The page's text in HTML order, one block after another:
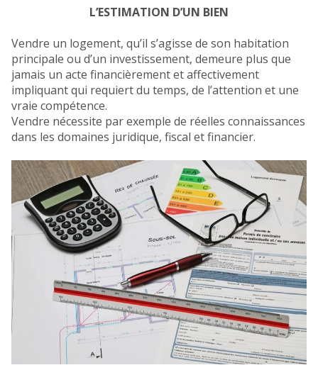
L’ESTIMATION D’UN BIEN
Vendre un logement, qu’il s’agisse de son habitation
principale ou d’un investissement, demeure plus que
jamais un acte financièrement et affectivement
impliquant qui requiert du temps, de l’attention et une
vraie compétence.
Vendre nécessite par exemple de réelles connaissances
dans les domaines juridique, fiscal et financier.